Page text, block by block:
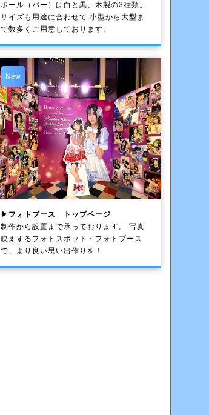
ポール（バー）は白と黒、木製の3種類。
サイズも用途に合わせて 小型から大型ま
で数多くご用意しております。
New
▶フォトブース トップページ
制作から設置まで承っております。 写真
映えするフォトスポット・フォトブース
で、より良い思い出作りを！